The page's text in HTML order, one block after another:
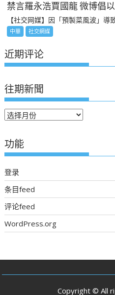
禁言羅永浩賈國龍 微博倡
【社交网媒】因「預製菜風波」導
中華 社交網媒
近期评论
往期新聞
往
新
聞
功能
登录
条目feed
评论feed
WordPress.org
Copyright © All